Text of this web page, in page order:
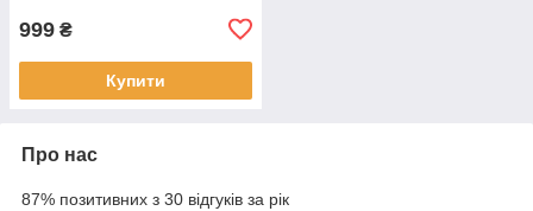
999 ₴
Купити
Про нас
87% позитивних з 30 відгуків за рік